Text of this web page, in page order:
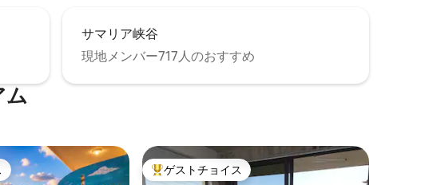
サマリア峡谷
現地メンバー717人のおすすめ
ム
イスです。 大好評のゲストチョイスです。
ゲストチョイス